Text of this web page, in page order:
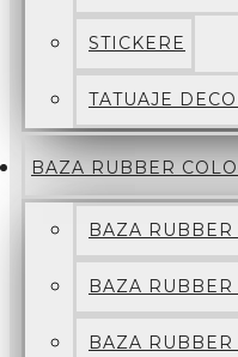
STICKERE
TATUAJE
BAZA RUBBER
BAZA RUBBER
BAZA
BAZA RUBBER